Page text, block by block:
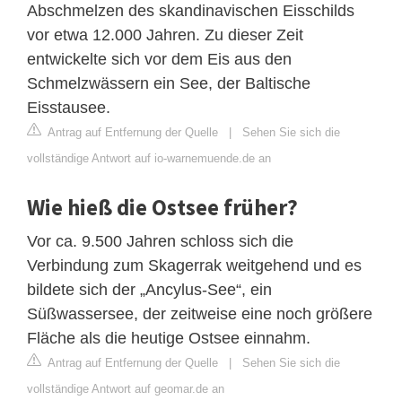
Abschmelzen des skandinavischen Eisschilds
vor etwa 12.000 Jahren. Zu dieser Zeit
entwickelte sich vor dem Eis aus den
Schmelzwässern ein See, der Baltische
Eisstausee.
Antrag auf Entfernung der Quelle | Sehen Sie sich die
vollständige Antwort auf io-warnemuende.de an
Wie hieß die Ostsee früher?
Vor ca. 9.500 Jahren schloss sich die
Verbindung zum Skagerrak weitgehend und es
bildete sich der „Ancylus-See“, ein
Süßwassersee, der zeitweise eine noch größere
Fläche als die heutige Ostsee einnahm.
Antrag auf Entfernung der Quelle | Sehen Sie sich die
vollständige Antwort auf geomar.de an